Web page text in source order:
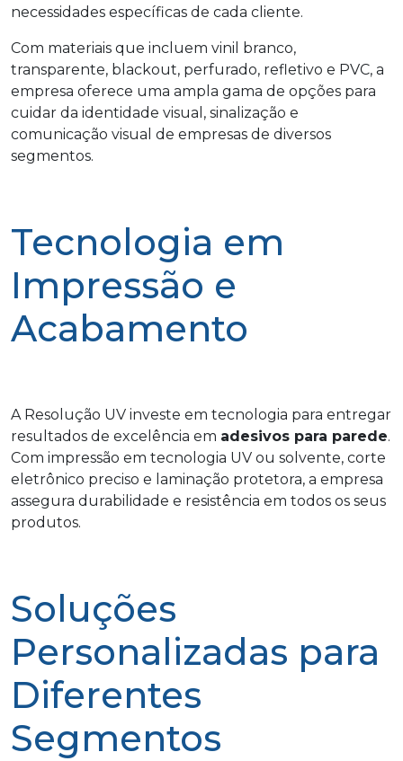
necessidades específicas de cada cliente.
Com materiais que incluem vinil branco,
transparente, blackout, perfurado, refletivo e PVC, a
empresa oferece uma ampla gama de opções para
cuidar da identidade visual, sinalização e
comunicação visual de empresas de diversos
segmentos.
Tecnologia em
Impressão e
Acabamento
A Resolução UV investe em tecnologia para entregar
resultados de excelência em adesivos para parede.
Com impressão em tecnologia UV ou solvente, corte
eletrônico preciso e laminação protetora, a empresa
assegura durabilidade e resistência em todos os seus
produtos.
Soluções
Personalizadas para
Diferentes
Segmentos